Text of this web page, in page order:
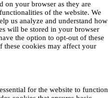
on your browser as they are
of the website. We
us analyze and understand how
will be stored in your browser
the option to opt-out of these
these cookies may affect your
for the website to function